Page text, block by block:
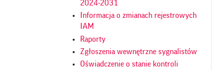
2024-2031
Informacja o zmianach rejestrowych
IAM
Raporty
Zgłoszenia wewnętrzne sygnalistów
Oświadczenie o stanie kontroli